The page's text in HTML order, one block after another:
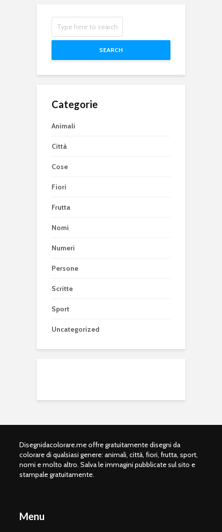
SEARCH
Categorie
Animali
Città
Cose
Fiori
Frutta
Nomi
Numeri
Persone
Scritte
Sport
Uncategorized
Disegnidacolorare.me offre gratuitamente disegni da
colorare di qualsiasi genere: animali, città, fiori, frutta, sport,
nomi e molto altro. Salva le immagini pubblicate sul sito e
stampale gratuitamente.
Menu